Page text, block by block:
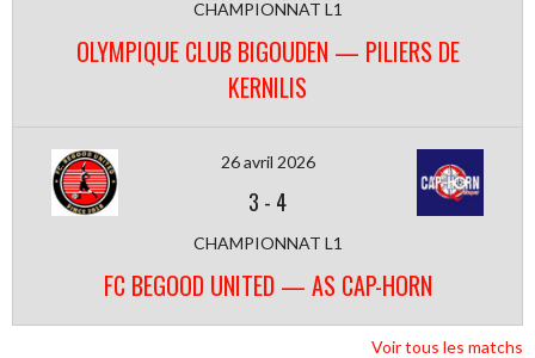
CHAMPIONNAT L1
OLYMPIQUE CLUB BIGOUDEN — PILIERS DE
KERNILIS
26 avril 2026
3 - 4
CHAMPIONNAT L1
FC BEGOOD UNITED — AS CAP-HORN
Voir tous les matchs